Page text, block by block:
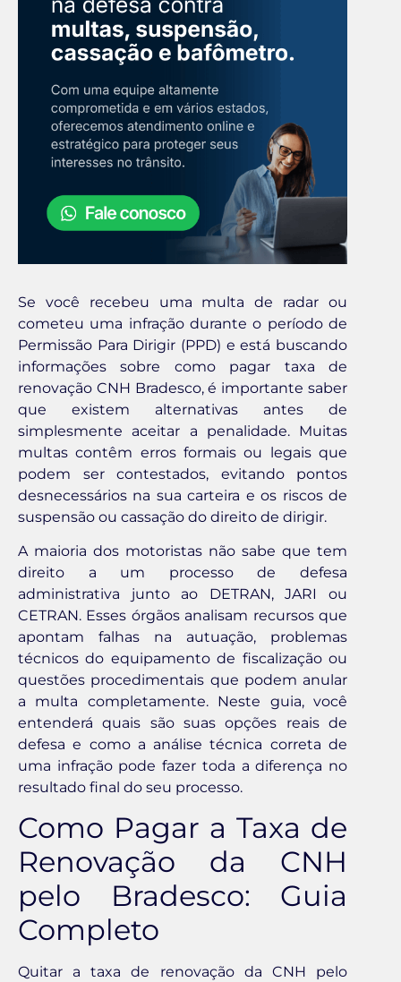
Se você recebeu uma multa de radar ou
cometeu uma infração durante o período de
Permissão Para Dirigir (PPD) e está buscando
informações sobre como pagar taxa de
renovação CNH Bradesco, é importante saber
que existem alternativas antes de
simplesmente aceitar a penalidade. Muitas
multas contêm erros formais ou legais que
podem ser contestados, evitando pontos
desnecessários na sua carteira e os riscos de
suspensão ou cassação do direito de dirigir.
A maioria dos motoristas não sabe que tem
direito a um processo de defesa
administrativa junto ao DETRAN, JARI ou
CETRAN. Esses órgãos analisam recursos que
apontam falhas na autuação, problemas
técnicos do equipamento de fiscalização ou
questões procedimentais que podem anular
a multa completamente. Neste guia, você
entenderá quais são suas opções reais de
defesa e como a análise técnica correta de
uma infração pode fazer toda a diferença no
resultado final do seu processo.
Como Pagar a Taxa de
Renovação da CNH
pelo Bradesco: Guia
Completo
Quitar a taxa de renovação da CNH pelo